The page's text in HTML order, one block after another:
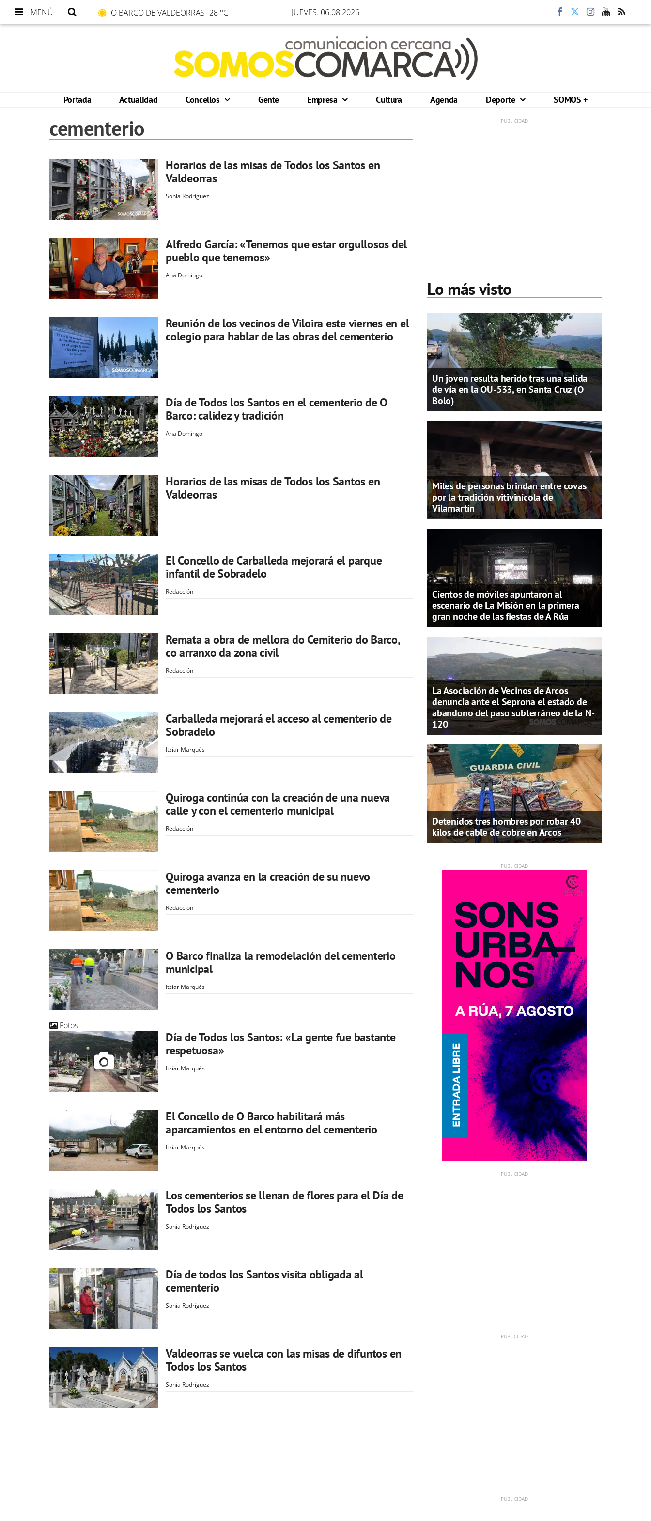
MENÚ O BARCO DE VALDEORRAS 28 °C JUEVES. 06.08.2026
Portada Actualidad Concellos Gente Empresa Cultura Agenda Deporte SOMOS +
cementerio
Horarios de las misas de Todos los Santos en
Valdeorras
Sonia Rodríguez
Alfredo García: «Tenemos que estar orgullosos del
pueblo que tenemos»
Ana Domingo
Reunión de los vecinos de Viloira este viernes en el
colegio para hablar de las obras del cementerio
Día de Todos los Santos en el cementerio de O
Barco: calidez y tradición
Ana Domingo
Horarios de las misas de Todos los Santos en
Valdeorras
El Concello de Carballeda mejorará el parque
infantil de Sobradelo
Redacción
Remata a obra de mellora do Cemiterio do Barco,
co arranxo da zona civil
Redacción
Carballeda mejorará el acceso al cementerio de
Sobradelo
Itzíar Marqués
Quiroga continúa con la creación de una nueva
calle y con el cementerio municipal
Redacción
Quiroga avanza en la creación de su nuevo
cementerio
Redacción
O Barco finaliza la remodelación del cementerio
municipal
Itzíar Marqués
Fotos
Día de Todos los Santos: «La gente fue bastante
respetuosa»
Itzíar Marqués
El Concello de O Barco habilitará más
aparcamientos en el entorno del cementerio
Itzíar Marqués
Los cementerios se llenan de flores para el Día de
Todos los Santos
Sonia Rodríguez
Día de todos los Santos visita obligada al
cementerio
Sonia Rodríguez
Valdeorras se vuelca con las misas de difuntos en
Todos los Santos
Sonia Rodríguez
Lo más visto
Un joven resulta herido tras una salida
de vía en la OU-533, en Santa Cruz (O
Bolo)
Miles de personas brindan entre covas
por la tradición vitivinícola de
Vilamartín
Cientos de móviles apuntaron al
escenario de La Misión en la primera
gran noche de las fiestas de A Rúa
La Asociación de Vecinos de Arcos
denuncia ante el Seprona el estado de
abandono del paso subterráneo de la N-
120
Detenidos tres hombres por robar 40
kilos de cable de cobre en Arcos